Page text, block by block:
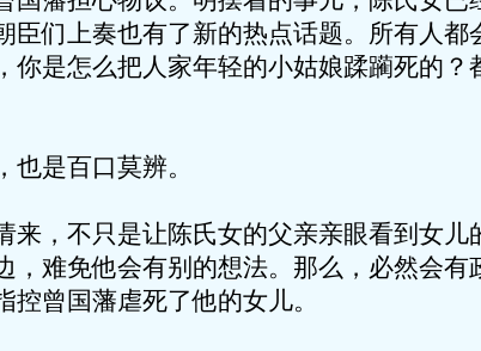
臣们上奏也有了新的热点话题。所有人都
你是怎么把人家年轻的小姑娘蹂躏死的？
是百口莫辨。
来，不只是让陈氏女的父亲亲眼看到女儿
，难免他会有别的想法。那么，必然会有
曾国藩虐死了他的女儿。